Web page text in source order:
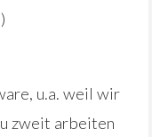
u.a. weil wir
zweit arbeiten